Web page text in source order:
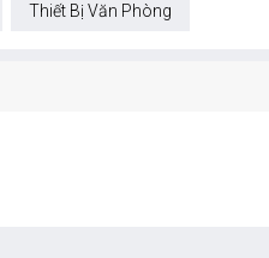
Thiết Bị Văn Phòng